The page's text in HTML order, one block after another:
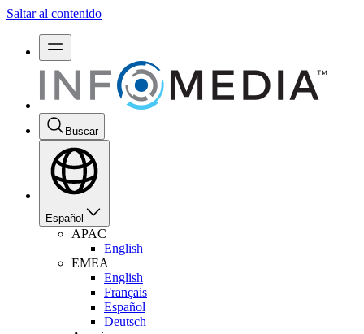
Saltar al contenido
Buscar
Español
APAC
English
EMEA
English
Français
Español
Deutsch